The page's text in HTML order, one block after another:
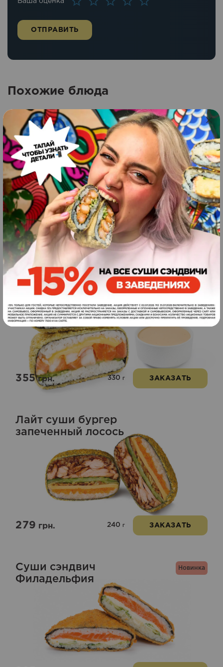
Похожие блюда
Лайт суши бургер с
креветками
289грн. 270г ЗАКАЗАТЬ
Новинка
Биг суши бургер
лосось-креветки
355грн. 330 г ЗАКАЗАТЬ
Лайт суши бургер
запеченный лосось
279грн. 240 г ЗАКАЗАТЬ
Новинка
Суши сэндвич
Филадельфия